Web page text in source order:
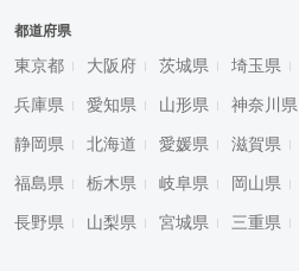
都道府県
東京都 大阪府 茨城県 埼玉県
兵庫県 愛知県 山形県 神奈川県
静岡県 北海道 愛媛県 滋賀県
福島県 栃木県 岐阜県 岡山県
長野県 山梨県 宮城県 三重県